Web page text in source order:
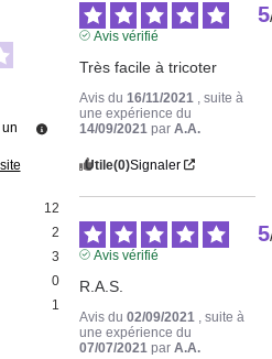
12
2
3
0
1
5
Avis vérifié
Très facile à tricoter
Avis du 16/11/2021
, suite à
une expérience du
14/09/2021 parA.A.
Utile(0)Signaler
5
Avis vérifié
R.A.S.
Avis du02/09/2021
, suite à
une expérience du
07/07/2021 parA.A.